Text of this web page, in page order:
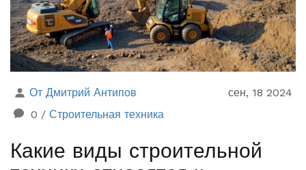
От Дмитрий Антипов
сен, 18 2024
0 / Строительная техника
Какие виды строительной